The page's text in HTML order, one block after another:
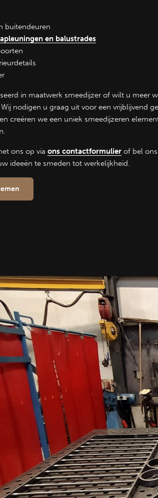
buitendeuren
en balustrades
in maatwerk smeedijzer of wilt u meer
nodigen u graag uit voor een vrijblijvend
creëren we een uniek smeedijzeren
ons op via ons contactformulier of bel
ideeën te smeden tot werkelijkheid.